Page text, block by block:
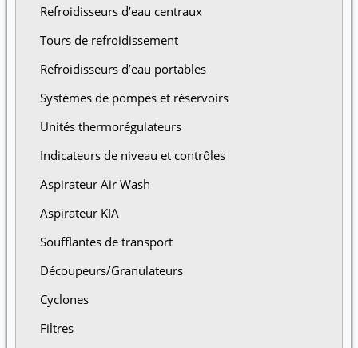
Refroidisseurs d’eau centraux
Tours de refroidissement
Refroidisseurs d’eau portables
Systèmes de pompes et réservoirs
Unités thermorégulateurs
Indicateurs de niveau et contrôles
Aspirateur Air Wash
Aspirateur KIA
Soufflantes de transport
Découpeurs/Granulateurs
Cyclones
Filtres